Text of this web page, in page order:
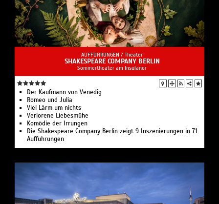
AUFFÜHRUNGEN / Theater
SHAKESPEARE COMPANY BERLIN
Sommertheater am Insulaner
Der Kaufmann von Venedig
Romeo und Julia
Viel Lärm um nichts
Verlorene Liebesmühe
Komödie der Irrungen
Die Shakespeare Company Berlin zeigt 9 Inszenierungen in 71
Aufführungen